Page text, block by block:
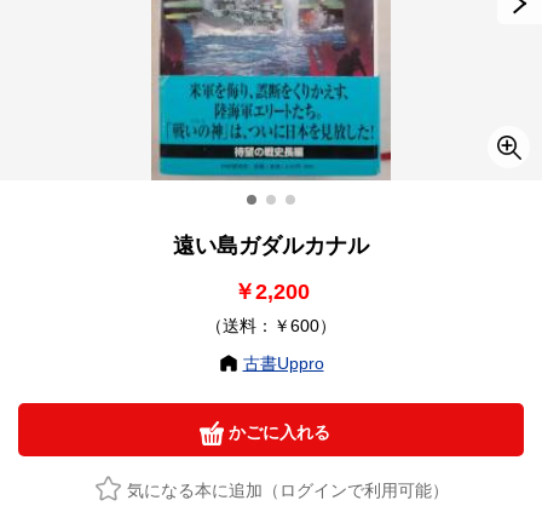
遠い島ガダルカナル
￥2,200
（送料：￥600）
古書Uppro
かごに入れる
気になる本に追加（ログインで利用可能）